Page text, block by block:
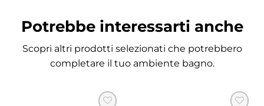
essere impiegato sia in bagno che in
lavanderia, offrendo massima praticità e
resistenza.
Disponibile in due dimensioni
Potrebbe interessarti anche
Scopri altri prodotti selezionati che potrebbero
completare il tuo ambiente bagno.